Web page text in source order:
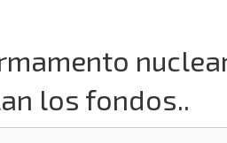
los fondos..